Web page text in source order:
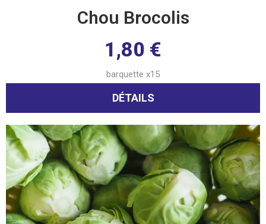
Chou Brocolis
1,80 €
barquette x15
DÉTAILS